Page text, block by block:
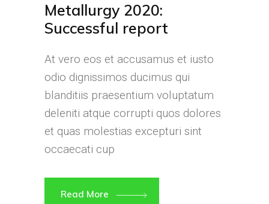
Metallurgy 2020:
Successful report
At vero eos et accusamus et iusto
odio dignissimos ducimus qui
blanditiis praesentium voluptatum
deleniti atque corrupti quos dolores
et quas molestias excepturi sint
occaecati cup
Read More